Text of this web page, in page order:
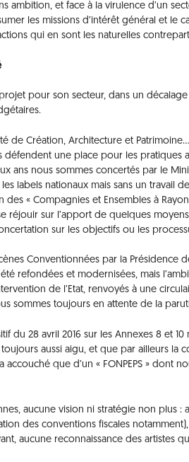
ambition, et face à la virulence d’un
les missions d’intérêt général et le
qui en sont les naturelles
projet pour son secteur, dans un
de Création, Architecture et
une place pour les pratiques
ans nous sommes concertés par le
labels nationaux mais sans un travail
« Compagnies et Ensembles à
réjouir sur l’apport de quelques
sur les objectifs ou les
Conventionnées par la Présidence
refondées et modernisées, mais
de l’Etat, renvoyés à une
sommes toujours en attente de la
du 28 avril 2016 sur les Annexes 8 et 10
aussi aigu, et que par ailleurs la
que d’un « FONPEPS » dont
aucune vision ni stratégie non plus :
des conventions fiscales
aucune reconnaissance des artistes